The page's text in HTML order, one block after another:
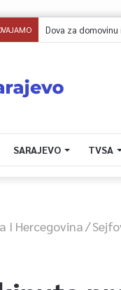
SARAJEVO TVSA
I Hercegovina/